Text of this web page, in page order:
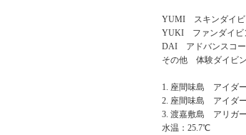
YUMI スキンダイビ
YUKI ファンダイビ
DAI アドバンスコ
その他 体験ダイビ
座間味島 アイダー
座間味島 アイダー
渡嘉敷島 アリガー
水温：25.7℃